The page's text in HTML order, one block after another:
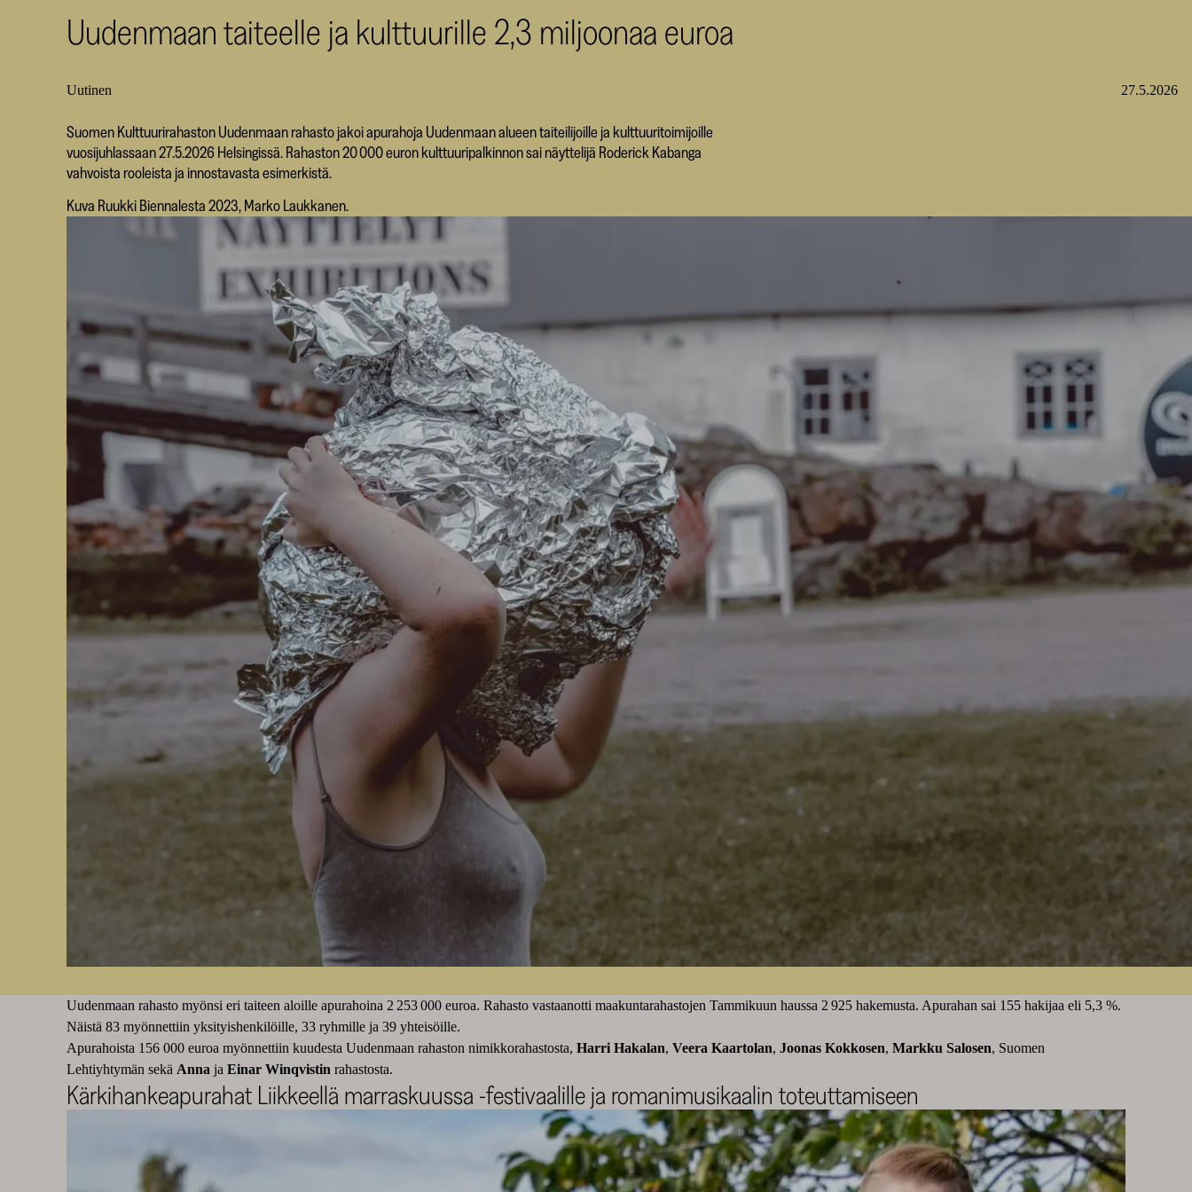
Uudenmaan taiteelle ja kulttuurille 2,3 miljoonaa euroa
Uutinen 27.5.2026
Suomen Kulttuurirahaston Uudenmaan rahasto jakoi apurahoja Uudenmaan alueen taiteilijoille ja kulttuuritoimijoille
vuosijuhlassaan 27.5.2026 Helsingissä. Rahaston 20 000 euron kulttuuripalkinnon sai näyttelijä Roderick Kabanga
vahvoista rooleista ja innostavasta esimerkistä.
Kuva Ruukki Biennalesta 2023, Marko Laukkanen.
Uudenmaan rahasto myönsi eri taiteen aloille apurahoina 2 253 000 euroa. Rahasto vastaanotti maakuntarahastojen Tammikuun haussa 2 925 hakemusta. Apurahan sai 155 hakijaa eli 5,3 %.
Näistä 83 myönnettiin yksityishenkilöille, 33 ryhmille ja 39 yhteisöille.
Apurahoista 156 000 euroa myönnettiin kuudesta Uudenmaan rahaston nimikkorahastosta, Harri Hakalan, Veera Kaartolan, Joonas Kokkosen, Markku Salosen, Suomen
Lehtiyhtymän sekä Anna ja Einar Winqvistin rahastosta.
Kärkihankeapurahat Liikkeellä marraskuussa -festivaalille ja romanimusikaalin toteuttamiseen